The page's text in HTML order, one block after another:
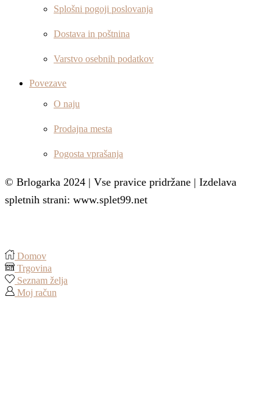
Splošni pogoji poslovanja
Dostava in poštnina
Varstvo osebnih podatkov
Povezave
O naju
Prodajna mesta
Pogosta vprašanja
© Brlogarka 2024 | Vse pravice pridržane | Izdelava
spletnih strani: www.splet99.net
Domov
Trgovina
Seznam želja
Moj račun